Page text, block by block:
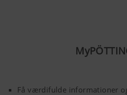
Få værdifulde informationer